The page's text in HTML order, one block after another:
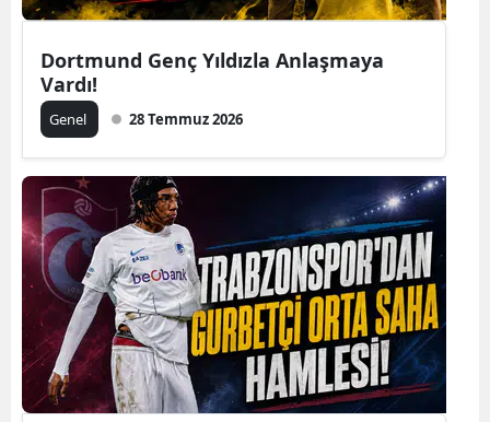
Dortmund Genç Yıldızla Anlaşmaya
Vardı!
Genel 28 Temmuz 2026